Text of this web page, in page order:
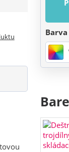
Barva